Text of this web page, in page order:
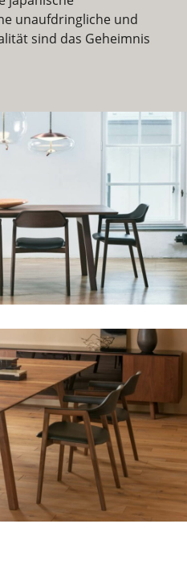
unaufdringliche und
sind das Geheimnis